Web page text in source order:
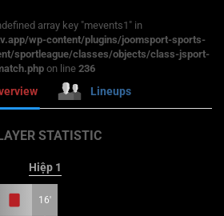
array key "mevents1" in
wp-content/plugins/joomsport-sports-
sportleague/classes/objects/class-jsport-
on line 236
Lineups
STATISTIC
Hiệp 1
16'